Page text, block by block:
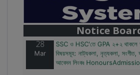
Notice
বাজেটের মধ্যে প্রাইভেট
২০টির অধিক বিষয়, ৪ বছরে মোট খরচ ২
আবেদন লিংকঃ
28
Mar
SSC ও HSC'তে GPA ২+২ থাকলে
বিষয়সমূহ: নাট্যকলা, নৃত্যকলা, সংগীত,
আবেদন লিংকঃ